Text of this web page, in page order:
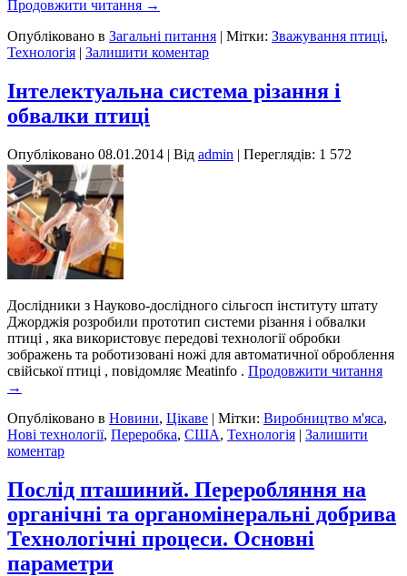
Продовжити читання →
Опубліковано в Загальні питання | Мітки: Зважування птиці,
Технологія | Залишити коментар
Iнтелектуальна система різання і
обвалки птиці
Опубліковано 08.01.2014 | Від admin | Переглядів: 1 572
Дослідники з Науково-дослідного сільгосп інституту штату
Джорджія розробили прототип системи різання і обвалки
птиці , яка використовує передові технології обробки
зображень та роботизовані ножі для автоматичної оброблення
свійської птиці , повідомляє Meatinfo . Продовжити читання
→
Опубліковано в Новини, Цікаве | Мітки: Виробництво м'яса,
Нові технології, Переробка, США, Технологія | Залишити
коментар
Послід пташиний. Переробляння на
органічні та органомінеральні добрива
Технологічні процеси. Основні
параметри